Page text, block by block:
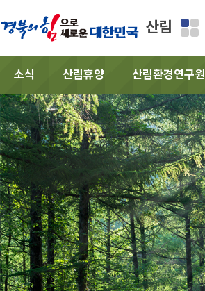
산림
소식 산림휴양 산림환경연구원